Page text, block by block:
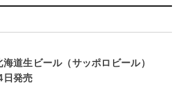
道生ビール（サッポロビール）
日発売